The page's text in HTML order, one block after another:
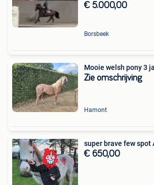
€ 5.000,00
Borsbeek
Mooie welsh pony 3
Zie omschrijving
Hamont
super brave few spot
€ 650,00